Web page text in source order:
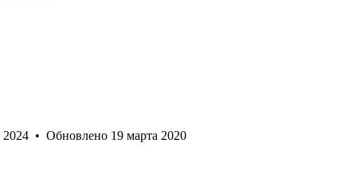
2024 • Обновлено 19 марта 2020